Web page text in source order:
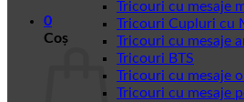
0
Coș
Tricouri cu mesaje
Tricouri Cupluri cu
Tricouri cu mesaje
Tricouri BTS
Tricouri cu mesaje
Tricouri cu mesaje